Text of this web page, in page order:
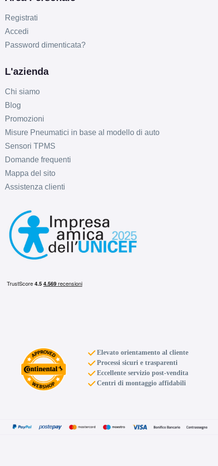
Registrati
Accedi
Password dimenticata?
L'azienda
Chi siamo
Blog
Promozioni
Misure Pneumatici in base al modello di auto
Sensori TPMS
Domande frequenti
Mappa del sito
Assistenza clienti
Elevato orientamento al cliente
Processi sicuri e trasparenti
Eccellente servizio post-vendita
Centri di montaggio affidabili